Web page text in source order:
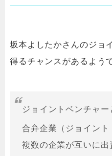
坂本よしたかさんのジョ
得るチャンスがあるよう
ジョイントベンチャー
合弁企業（ジョイント
複数の企業が互いに